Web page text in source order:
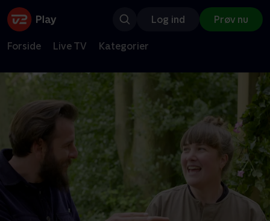
Log ind Prøv nu
Forside Live TV Kategorier